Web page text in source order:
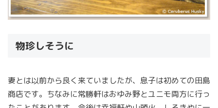
物珍しそうに
妻とは以前から良く来ていましたが、息子は初めての田島
商店です。ちなみに常勝軒はおゆみ野とユニモ両方に行っ